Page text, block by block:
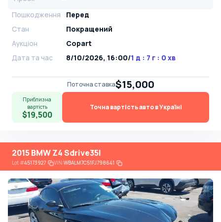
Пошкодження
Перед
Стан
Покращений
Аукціон
Copart
Дата та час
8/10/2026, 16:00/1 д : 7 г : 0 хв
Поточна ставка$15,000
Приблизна
вартість
$19,500
Точна вартість авто в Україні
2015 BMW Z4 Sdrive35I
Lot#45173927 VIN:WBALM7C51FJ798641